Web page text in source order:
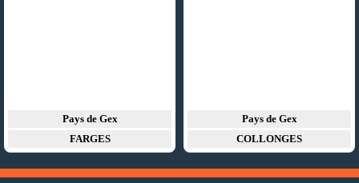
Pays de Gex
FARGES
Pays de Gex
COLLONGES